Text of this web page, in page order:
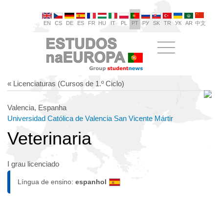
EN CS DE ES FR HU IT PL PT РУ SK TR УК AR 中文
« Licenciaturas (Cursos de 1.º Ciclo)
Valencia, Espanha
Universidad Católica de Valencia San Vicente Mártir
Veterinaria
I grau licenciado
Língua de ensino: espanhol